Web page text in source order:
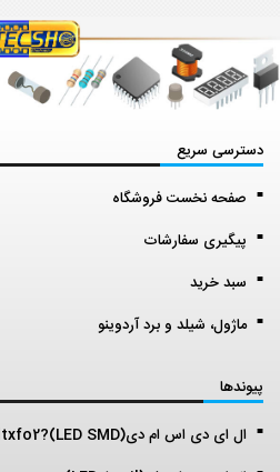
دسترسی سریع
صفحه نخست فروشگاه
پیگیری سفارشات
سبد خرید
ماژول، شیلد و برد آردوینو
پیوندها
ال ای دی اس ام دی(LED SMD)?adtxfo2